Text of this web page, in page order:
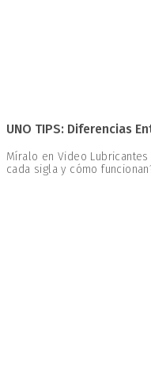
UNO TIPS: Diferencias
Míralo en Video
cada sigla y cómo